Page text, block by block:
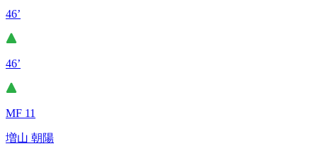
46’
46’
MF 11
増山 朝陽